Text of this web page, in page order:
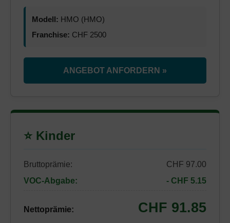
Modell: HMO (HMO)
Franchise: CHF 2500
ANGEBOT ANFORDERN »
⭐ Kinder
Bruttoprämie:
CHF 97.00
VOC-Abgabe:
- CHF 5.15
Nettoprämie: CHF 91.85